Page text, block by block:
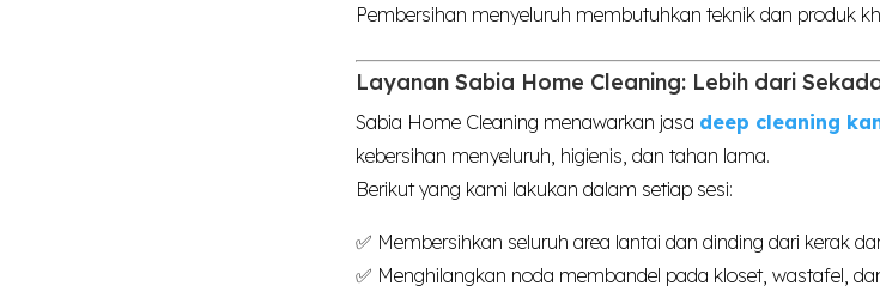
Pembersihan menyeluruh membutuhkan teknik dan produk
Layanan Sabia Home Cleaning: Lebih dari
Sabia Home Cleaning menawarkan jasa deep cleaning
kebersihan menyeluruh, higienis, dan tahan lama.
Berikut yang kami lakukan dalam setiap sesi:
✅ Membersihkan seluruh area lantai dan dinding dari kerak
✅ Menghilangkan noda membandel pada kloset, wastafel,